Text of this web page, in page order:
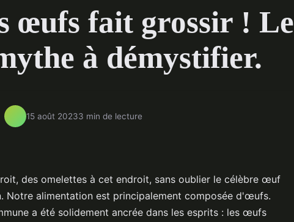
œufs fait grossir ! Le
à démystifier.
15 août 20233 min de lecture
des omelettes à cet endroit, sans oublier le célèbre œuf
Notre alimentation est principalement composée d'œufs.
a été solidement ancrée dans les esprits : les œufs